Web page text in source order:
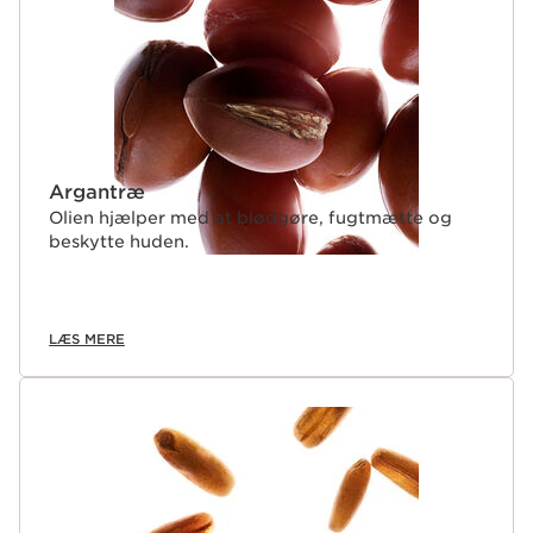
Argantræ
Olien hjælper med at blødgøre, fugtmætte og
beskytte huden.
LÆS MERE